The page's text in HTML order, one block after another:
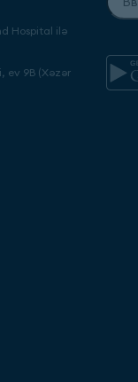
Hospital ilə
ev 9B (Xəzər